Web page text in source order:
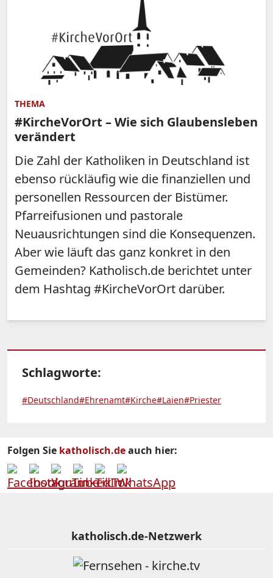
THEMA
#KircheVorOrt – Wie sich Glaubensleben
verändert
Die Zahl der Katholiken in Deutschland ist
ebenso rückläufig wie die finanziellen und
personellen Ressourcen der Bistümer.
Pfarreifusionen und pastorale
Neuausrichtungen sind die Konsequenzen.
Aber wie läuft das ganz konkret in den
Gemeinden? Katholisch.de berichtet unter
dem Hashtag #KircheVorOrt darüber.
Schlagworte:
#Deutschland#Ehrenamt#Kirche#Laien#Priester
Folgen Sie katholisch.deauch hier:
katholisch.de-Netzwerk